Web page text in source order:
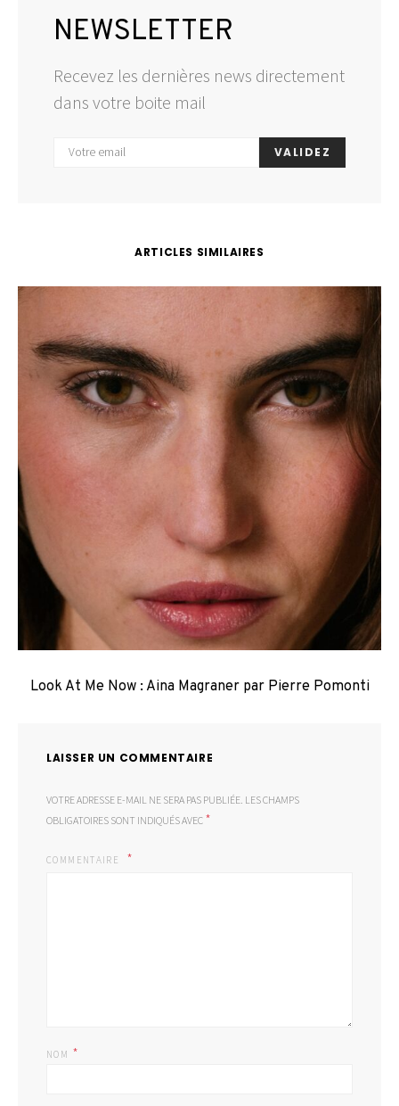
NEWSLETTER
Recevez les dernières news directement
dans votre boite mail
VALIDEZ
ARTICLES SIMILAIRES
Look At Me Now : Aina Magraner par Pierre Pomonti
LAISSER UN COMMENTAIRE
VOTRE ADRESSE E-MAIL NE SERA PAS PUBLIÉE. LES CHAMPS
OBLIGATOIRES SONT INDIQUÉS AVEC *
COMMENTAIRE
NOM *